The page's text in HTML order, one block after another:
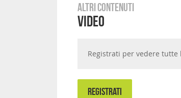
Altri contenuti
Video
Registrati per vedere
REGISTRATI